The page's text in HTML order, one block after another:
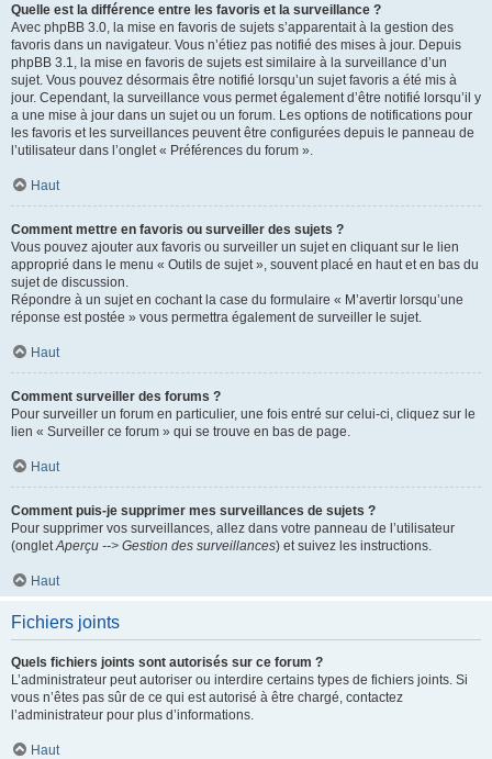
Quelle est la différence entre les favoris et la surveillance ?
Avec phpBB 3.0, la mise en favoris de sujets s’apparentait à la gestion des
favoris dans un navigateur. Vous n’étiez pas notifié des mises à jour. Depuis
phpBB 3.1, la mise en favoris de sujets est similaire à la surveillance d’un
sujet. Vous pouvez désormais être notifié lorsqu’un sujet favoris a été mis à
jour. Cependant, la surveillance vous permet également d’être notifié lorsqu’il y
a une mise à jour dans un sujet ou un forum. Les options de notifications pour
les favoris et les surveillances peuvent être configurées depuis le panneau de
l’utilisateur dans l’onglet « Préférences du forum ».
Haut
Comment mettre en favoris ou surveiller des sujets ?
Vous pouvez ajouter aux favoris ou surveiller un sujet en cliquant sur le lien
approprié dans le menu « Outils de sujet », souvent placé en haut et en bas du
sujet de discussion.
Répondre à un sujet en cochant la case du formulaire « M’avertir lorsqu’une
réponse est postée » vous permettra également de surveiller le sujet.
Haut
Comment surveiller des forums ?
Pour surveiller un forum en particulier, une fois entré sur celui-ci, cliquez sur le
lien « Surveiller ce forum » qui se trouve en bas de page.
Haut
Comment puis-je supprimer mes surveillances de sujets ?
Pour supprimer vos surveillances, allez dans votre panneau de l’utilisateur
(ongletAperçu --> Gestion des surveillances) et suivez les instructions.
Haut
Fichiers joints
Quels fichiers joints sont autorisés sur ce forum ?
L’administrateur peut autoriser ou interdire certains types de fichiers joints. Si
vous n’êtes pas sûr de ce qui est autorisé à être chargé, contactez
l’administrateur pour plus d’informations.
Haut